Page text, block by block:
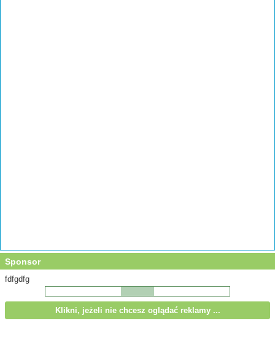
Sponsor
fdfgdfg
Klikni, jeżeli nie chcesz oglądać reklamy ...